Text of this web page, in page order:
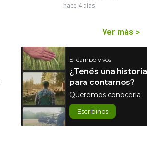
hace 4 días
Ver más >
El campo y vos
¿Tenés una historia
para contarnos?
Queremos conocerla
Escribinos